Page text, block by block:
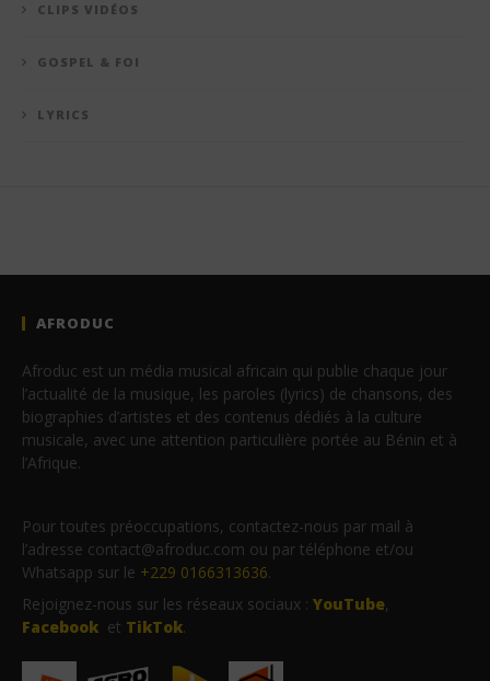
CLIPS VIDÉOS
GOSPEL & FOI
LYRICS
AFRODUC
Afroduc est un média musical africain qui publie chaque jour
l’actualité de la musique, les paroles (lyrics) de chansons, des
biographies d’artistes et des contenus dédiés à la culture
musicale, avec une attention particulière portée au Bénin et à
l’Afrique.
Pour toutes préoccupations, contactez-nous par mail à
l’adresse contact@afroduc.com ou par téléphone et/ou
Whatsapp sur le +229 0166313636.
Rejoignez-nous sur les réseaux sociaux : YouTube,
Facebook et TikTok.